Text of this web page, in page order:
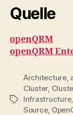
Quelle
openQRM
openQRM
Tags
Architecture,
Cluster,
Infrastructure,
Source,